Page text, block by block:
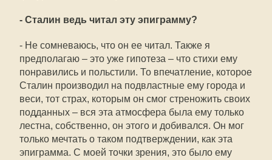
- Сталин ведь читал эту эпиграмму?
- Не сомневаюсь, что он ее читал. Также я
предполагаю – это уже гипотеза – что стихи ему
понравились и польстили. То впечатление, которое
Сталин производил на подвластные ему города и
веси, тот страх, которым он смог стреножить своих
подданных – вся эта атмосфера была ему только
лестна, собственно, он этого и добивался. Он мог
только мечтать о таком подтверждении, как эта
эпиграмма. С моей точки зрения, это было ему